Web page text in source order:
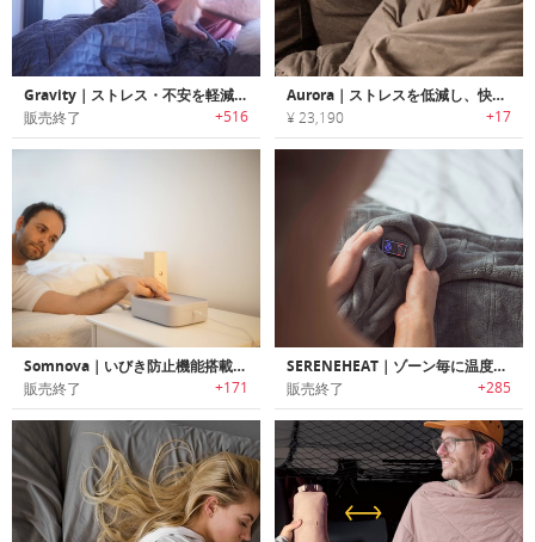
Gravity｜ストレス・不安を軽減しリラックス効果を高めるブランケット「グラビティ」
販売終了 +516
Aurora｜ストレスを低減し、快眠を促進するプレッシャーポイントウェイトブランケット「オーロラ」
¥ 23,190 +17
Somnova｜いびき防止機能搭載スーパースマートスリーピングマット「ソムノバ」
販売終了 +171
SERENEHEAT｜ゾーン毎に温度調整可能なマルチゾーンヒーティング ブランケット「セレーンヒート」
販売終了 +285